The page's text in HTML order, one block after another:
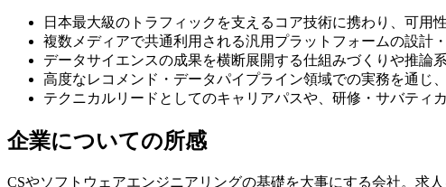
日本最大級のトラフィックを支えるコア技術に携わり、可用
複数メディアで共通利用される汎用プラットフォームの設計
データサイエンスの成果を横断展開する仕組みづくりや推論
高度なレコメンド・データパイプライン領域での実務を通じ
テクニカルリードとしてのキャリアパスや、研修・サバティ
企業についての所感
CSやソフトウェアエンジニアリングの基礎を大事にする会社。求